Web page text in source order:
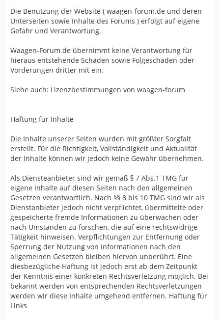
Die Benutzung der Website ( waagen-forum.de und deren
Unterseiten sowie Inhalte des Forums ) erfolgt auf eigene
Gefahr und Verantwortung.
Waagen-Forum.de übernimmt keine Verantwortung für
hieraus entstehende Schäden sowie Folgeschäden oder
Vorderungen dritter mit ein.
Siehe auch: Lizenzbestimmungen von waagen-forum
Haftung für Inhalte
Die Inhalte unserer Seiten wurden mit größter Sorgfalt
erstellt. Für die Richtigkeit, Vollständigkeit und Aktualität
der Inhalte können wir jedoch keine Gewähr übernehmen.
Als Diensteanbieter sind wir gemäß § 7 Abs.1 TMG für
eigene Inhalte auf diesen Seiten nach den allgemeinen
Gesetzen verantwortlich. Nach §§ 8 bis 10 TMG sind wir als
Dienstanbieter jedoch nicht verpflichtet, übermittelte oder
gespeicherte fremde Informationen zu überwachen oder
nach Umständen zu forschen, die auf eine rechtswidrige
Tätigkeit hinweisen. Verpflichtungen zur Entfernung oder
Sperrung der Nutzung von Informationen nach den
allgemeinen Gesetzen bleiben hiervon unberührt. Eine
diesbezügliche Haftung ist jedoch erst ab dem Zeitpunkt
der Kenntnis einer konkreten Rechtsverletzung möglich. Bei
bekannt werden von entsprechenden Rechtsverletzungen
werden wir diese Inhalte umgehend entfernen. Haftung für
Links